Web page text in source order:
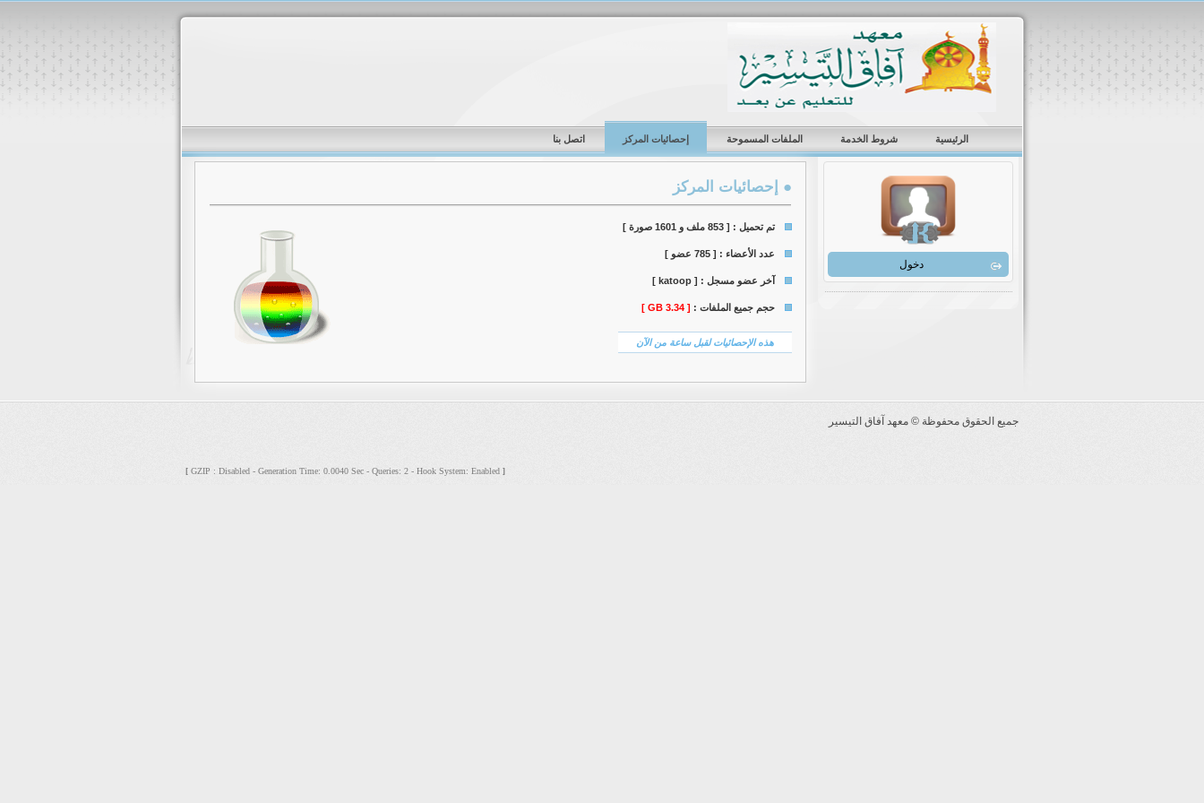
الرئيسية شروط الخدمة الملفات المسموحة إحصائيات المركز اتصل بنا
دخول
● إحصائيات المركز
تم تحميل : [ 853 ملف و 1601 صورة ]
عدد الأعضاء : [ 785 عضو ]
آخر عضو مسجل : [ katoop ]
حجم جميع الملفات : [ 3.34 GB ]
هذه الإحصائيات لقبل ساعة من الآن
جميع الحقوق محفوظة © معهد آفاق التيسير
[ GZIP : Disabled - Generation Time: 0.0040 Sec - Queries: 2 - Hook System: Enabled ]